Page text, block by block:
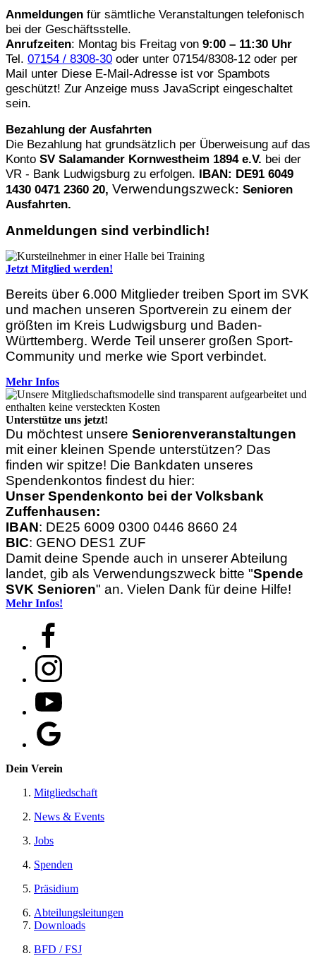
Anmeldungen für sämtliche Veranstaltungen telefonisch
bei der Geschäftsstelle.
Anrufzeiten: Montag bis Freitag von 9:00 – 11:30 Uhr
Tel. 07154 / 8308-30 oder unter 07154/8308-12 oder per
Mail unter Diese E-Mail-Adresse ist vor Spambots
geschützt! Zur Anzeige muss JavaScript eingeschaltet
sein.
Bezahlung der Ausfahrten
Die Bezahlung hat grundsätzlich per Überweisung auf das
Konto SV Salamander Kornwestheim 1894 e.V. bei der
VR - Bank Ludwigsburg zu erfolgen. IBAN: DE91 6049
1430 0471 2360 20, Verwendungszweck: Senioren
Ausfahrten.
Anmeldungen sind verbindlich!
Jetzt Mitglied werden!
Bereits über 6.000 Mitglieder treiben Sport im SVK
und machen unseren Sportverein zu einem der
größten im Kreis Ludwigsburg und Baden-
Württemberg. Werde Teil unserer großen Sport-
Community und merke wie Sport verbindet.
Mehr Infos
Unterstütze uns jetzt!
Du möchtest unsere Seniorenveranstaltungen
mit einer kleinen Spende unterstützen? Das
finden wir spitze! Die Bankdaten unseres
Spendenkontos findest du hier:
Unser Spendenkonto bei der Volksbank
Zuffenhausen:
IBAN: DE25 6009 0300 0446 8660 24
BIC: GENO DES1 ZUF
Damit deine Spende auch in unserer Abteilung
landet, gib als Verwendungszweck bitte "Spende
SVK Senioren" an. Vielen Dank für deine Hilfe!
Mehr Infos!
Dein Verein
Mitgliedschaft
News & Events
Jobs
Spenden
Präsidium
Abteilungsleitungen
Downloads
BFD / FSJ